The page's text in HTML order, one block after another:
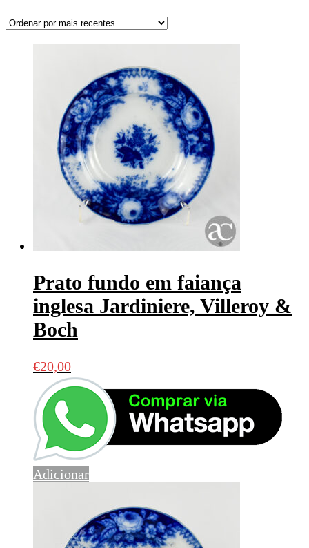
Prato fundo em faiança
inglesa Jardiniere, Villeroy &
Boch
€20,00
Adicionar